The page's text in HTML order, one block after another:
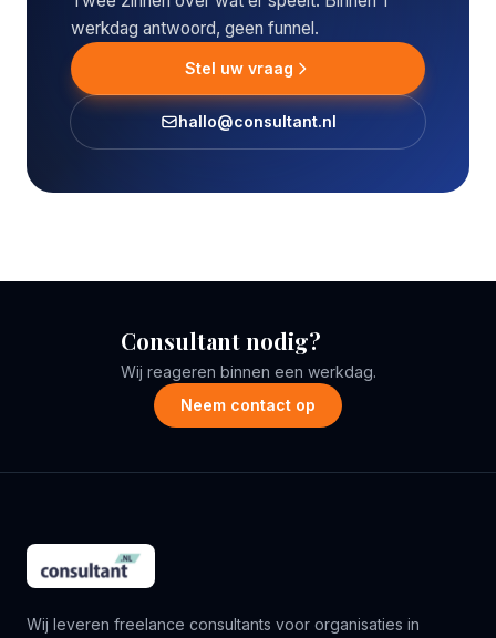
werkdag antwoord, geen funnel.
Stel uw vraag
hallo@consultant.nl
Consultant nodig?
Wij reageren binnen een werkdag.
Neem contact op
Wij leveren freelance consultants voor organisaties in